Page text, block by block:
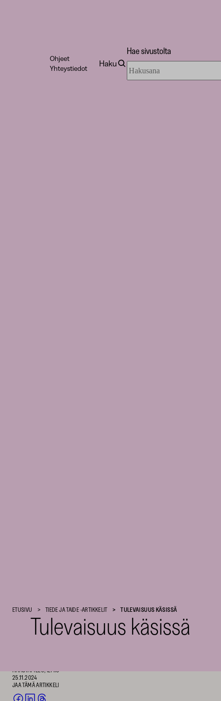
Kulttuurirahasto
Ohjeet
Yhteystiedot
Haku
Hae sivustolta
sivustolta
ETUSIVU TIEDE JA TAIDE -ARTIKKELIT TULEVAISUUS KÄSISSÄ
Tulevaisuus käsissä
HAASTATTELU, ILMIÖ
25.11.2024
JAA TÄMÄ ARTIKKELI